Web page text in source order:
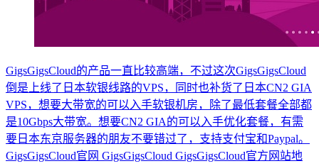
GigsGigsCloud的产品一直比较高端，不过这次GigsGigsCloud
倒是上线了日本软银线路的VPS，同时也补货了日本CN2 GIA
VPS，想要大带宽的可以入手软银机房，除了最低套餐全部都
是10Gbps大带宽。想要CN2 GIA的可以入手优化套餐，有需
要日本东京服务器的朋友不要错过了，支持支付宝和Paypal。
GigsGigsCloud官网 GigsGigsCloud GigsGigsCloud官方网站地